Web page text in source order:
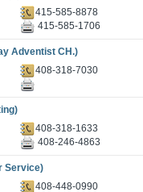
415-585-8878
415-585-1706
Adventist CH.)
408-318-7030
408-318-1633
408-246-4863
Service)
408-448-0990